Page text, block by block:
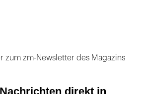
zum zm-Newsletter des Magazins
direkt in